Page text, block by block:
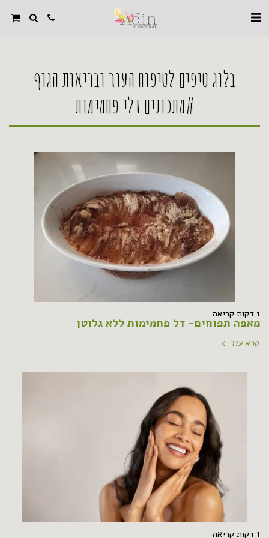
בלוג טיפים לטיפוח העור ובריאות הגוף
#מתכונים דלי פחמימות
1 דקות קריאה
מאפה תפוחים- דל פחמימות ללא גלוטן
קרא עוד
1 דקות קריאה